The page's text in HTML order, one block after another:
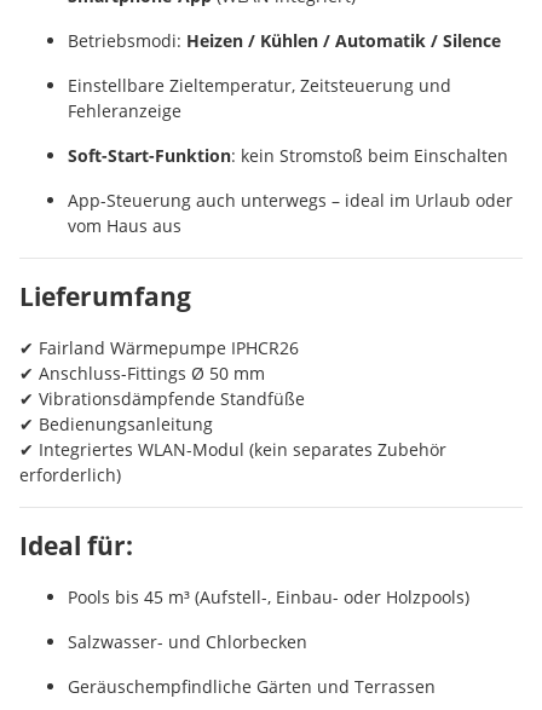
Betriebsmodi: Heizen / Kühlen / Automatik / Silence
Einstellbare Zieltemperatur, Zeitsteuerung und
Fehleranzeige
Soft-Start-Funktion: kein Stromstoß beim Einschalten
App-Steuerung auch unterwegs – ideal im Urlaub oder
vom Haus aus
Lieferumfang
✔ Fairland Wärmepumpe IPHCR26
✔ Anschluss-Fittings Ø 50 mm
✔ Vibrationsdämpfende Standfüße
✔ Bedienungsanleitung
✔ Integriertes WLAN-Modul (kein separates Zubehör
erforderlich)
Ideal für:
Pools bis 45 m³ (Aufstell-, Einbau- oder Holzpools)
Salzwasser- und Chlorbecken
Geräuschempfindliche Gärten und Terrassen